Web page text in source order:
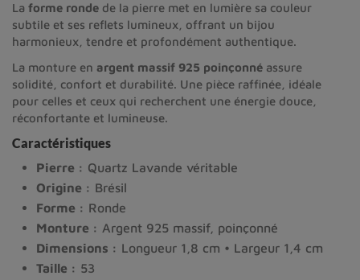
La forme ronde de la pierre met en lumière sa couleur
subtile et ses reflets lumineux, offrant un bijou
harmonieux, tendre et profondément authentique.
La monture en argent massif 925 poinçonné assure
solidité, confort et durabilité. Une pièce raffinée, idéale
pour celles et ceux qui recherchent une énergie douce,
réconfortante et lumineuse.
Caractéristiques
Pierre : Quartz Lavande véritable
Origine : Brésil
Forme : Ronde
Monture : Argent 925 massif, poinçonné
Dimensions : Longueur 1,8 cm • Largeur 1,4 cm
Taille : 53